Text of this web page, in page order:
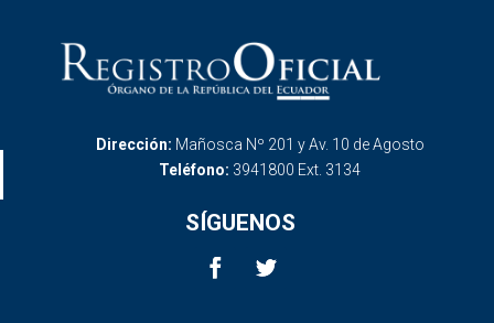
Dirección: Mañosca Nº 201 y Av. 10 de Agosto
Teléfono: 3941800 Ext. 3134
SÍGUENOS